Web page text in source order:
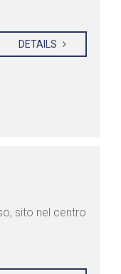
DETAILS
sito nel centro